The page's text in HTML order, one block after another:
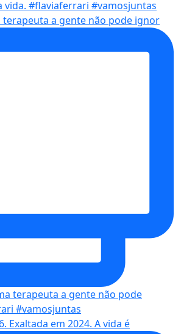
terapeuta a gente não pode ignor
Exaltada em 2024. A vida é